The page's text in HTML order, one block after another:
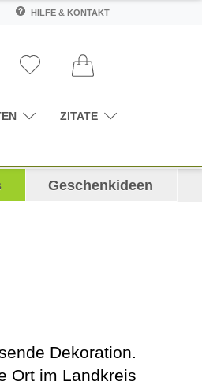
HILFE & KONTAKT
ZITATE
Geschenkideen
Dekoration.
Ort im Landkreis